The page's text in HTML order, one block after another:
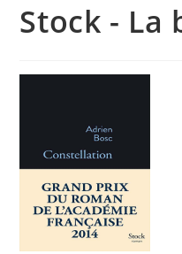
Stock - La